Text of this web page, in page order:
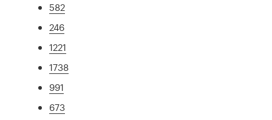
582
246
1221
1738
991
673